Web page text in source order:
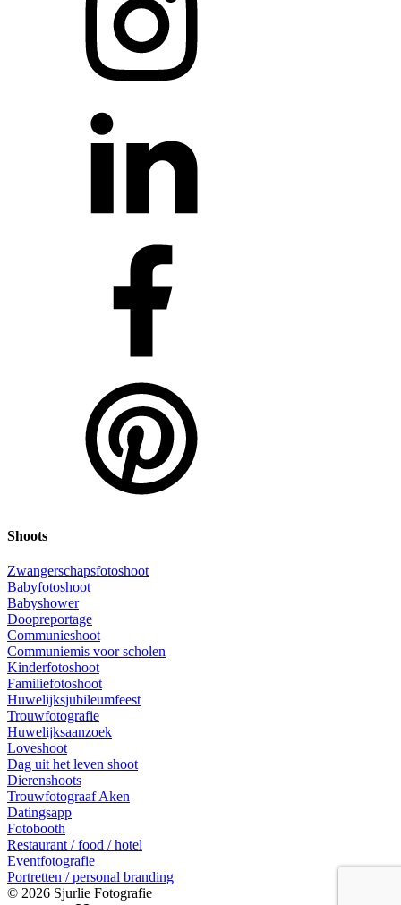
Shoots
Zwangerschapsfotoshoot
Babyfotoshoot
Babyshower
Doopreportage
Communieshoot
Communiemis voor scholen
Kinderfotoshoot
Familiefotoshoot
Huwelijksjubileumfeest
Trouwfotografie
Huwelijksaanzoek
Loveshoot
Dag uit het leven shoot
Dierenshoots
Trouwfotograaf Aken
Datingsapp
Fotobooth
Restaurant / food / hotel
Eventfotografie
Portretten / personal branding
© 2026 Sjurlie Fotografie